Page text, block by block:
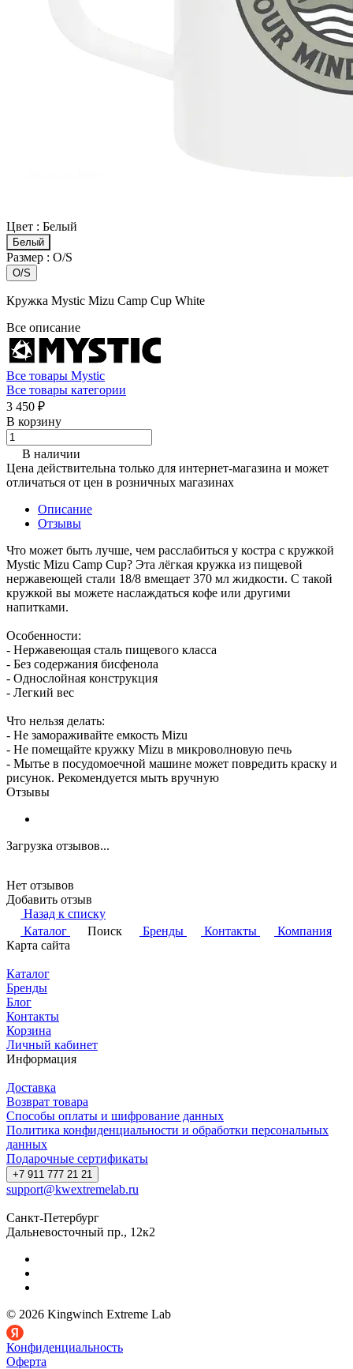
Цвет : Белый
Белый
Размер : O/S
O/S
Кружка Mystic Mizu Camp Cup White
Все описание
Все товары Mystic
Все товары категории
3 450 ₽
В корзину
В наличии
Цена действительна только для интернет-магазина и может
отличаться от цен в розничных магазинах
Описание
Отзывы
Что может быть лучше, чем расслабиться у костра с кружкой
Mystic Mizu Camp Cup? Эта лёгкая кружка из пищевой
нержавеющей стали 18/8 вмещает 370 мл жидкости. С такой
кружкой вы можете наслаждаться кофе или другими
напитками.
Особенности:
- Нержавеющая сталь пищевого класса
- Без содержания бисфенола
- Однослойная конструкция
- Легкий вес
Что нельзя делать:
- Не замораживайте емкость Mizu
- Не помещайте кружку Mizu в микроволновую печь
- Мытье в посудомоечной машине может повредить краску и
рисунок. Рекомендуется мыть вручную
Отзывы
Загрузка отзывов...
Нет отзывов
Добавить отзыв
Назад к списку
Каталог
Поиск Бренды Контакты
Компания
Карта сайта
Каталог
Бренды
Блог
Контакты
Корзина
Личный кабинет
Информация
Доставка
Возврат товара
Способы оплаты и шифрование данных
Политика конфиденциальности и обработки персональных
данных
Подарочные сертификаты
+7 911 777 21 21
support@kwextremelab.ru
Санкт-Петербург
Дальневосточный пр., 12к2
© 2026 Kingwinch Extreme Lab
Конфиденциальность
Оферта